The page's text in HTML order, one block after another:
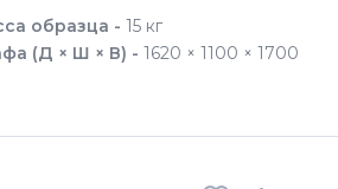
образца - 15 кг
(Д × Ш × В) - 1620 × 1100 × 1700